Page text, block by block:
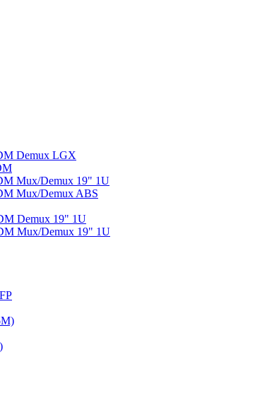
Demux LGX
Mux/Demux 19" 1U
Mux/Demux ABS
Demux 19" 1U
Mux/Demux 19" 1U